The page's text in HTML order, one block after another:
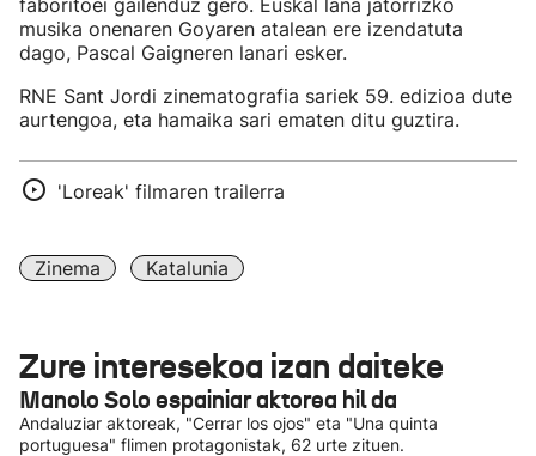
faboritoei gailenduz gero. Euskal lana jatorrizko
musika onenaren Goyaren atalean ere izendatuta
dago, Pascal Gaigneren lanari esker.
RNE Sant Jordi zinematografia sariek 59. edizioa dute
aurtengoa, eta hamaika sari ematen ditu guztira.
'Loreak' filmaren trailerra
Zinema Katalunia
Zure interesekoa izan daiteke
Manolo Solo espainiar aktorea hil da
Andaluziar aktoreak, "Cerrar los ojos" eta "Una quinta
portuguesa" flimen protagonistak, 62 urte zituen.